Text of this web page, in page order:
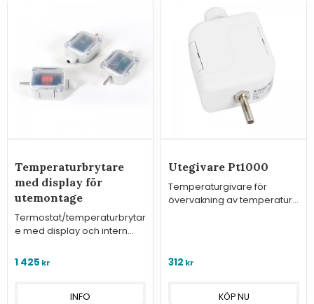
Temperaturbrytare
med display för
utemontage
Termostat/temperaturbrytar
e med display och intern
övervakning.
1 425 kr
INFO
Utegivare Pt1000
Temperaturgivare för
övervakning av temperatur
312 kr